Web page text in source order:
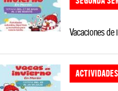
Vacaciones
ACTIVIDADES